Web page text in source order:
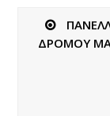
ΔΡΟΜΟΥ